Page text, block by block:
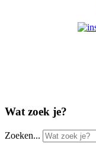
Wat zoek je?
Zoeken...